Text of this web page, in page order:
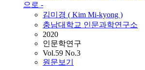
으로 -
김미경 ( Kim Mi-kyong )
충남대학교 인문과학연구소
2020
인문학연구
Vol.59 No.3
원문보기